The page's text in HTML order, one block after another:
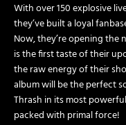
With over 150 explosive
they’ve built a loyal
Now, they’re opening the
is the first taste of their
the raw energy of their
album will be the perfect
Thrash in its most
packed with primal force!